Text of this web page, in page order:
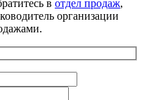
в отдел продаж,
организации